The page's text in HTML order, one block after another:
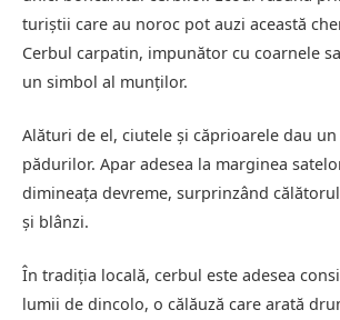
turiștii care au noroc pot auzi această
Cerbul carpatin, impunător cu coarnele
un simbol al munților.
Alături de el, ciutele și căprioarele dau
pădurilor. Apar adesea la marginea
dimineața devreme, surprinzând
și blânzi.
În tradiția locală, cerbul este adesea
lumii de dincolo, o călăuză care arată